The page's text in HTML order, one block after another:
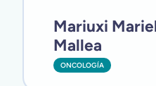
Mariuxi
Mallea
ONCOLOGÍA